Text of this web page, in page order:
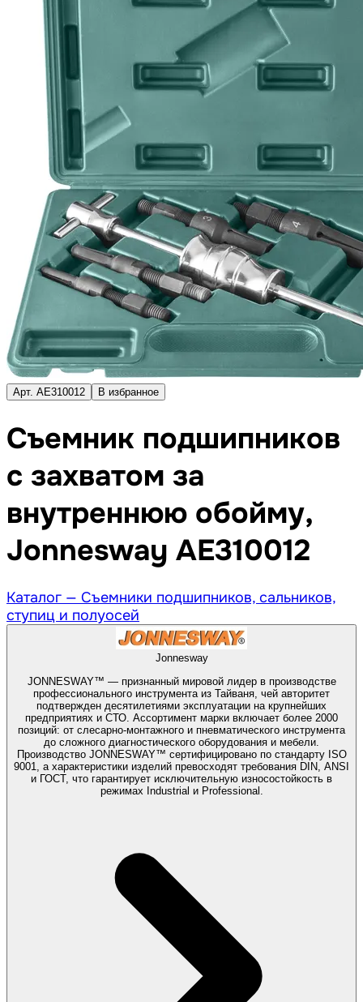
Арт. AE310012 В избранное
Съемник подшипников
с захватом за
внутреннюю обойму,
Jonnesway AE310012
Каталог — Съемники подшипников, сальников,
ступиц и полуосей
Jonnesway
JONNESWAY™ — признанный мировой лидер в производстве
профессионального инструмента из Тайваня, чей авторитет
подтвержден десятилетиями эксплуатации на крупнейших
предприятиях и СТО. Ассортимент марки включает более 2000
позиций: от слесарно-монтажного и пневматического инструмента
до сложного диагностического оборудования и мебели.
Производство JONNESWAY™ сертифицировано по стандарту ISO
9001, а характеристики изделий превосходят требования DIN, ANSI
и ГОСТ, что гарантирует исключительную износостойкость в
режимах Industrial и Professional.